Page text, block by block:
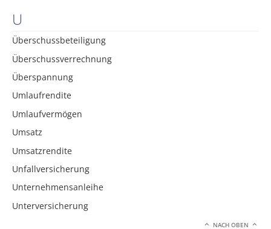
U
Überschussbeteiligung
Überschussverrechnung
Überspannung
Umlaufrendite
Umlaufvermögen
Umsatz
Umsatzrendite
Unfallversicherung
Unternehmensanleihe
Unterversicherung
NACH OBEN